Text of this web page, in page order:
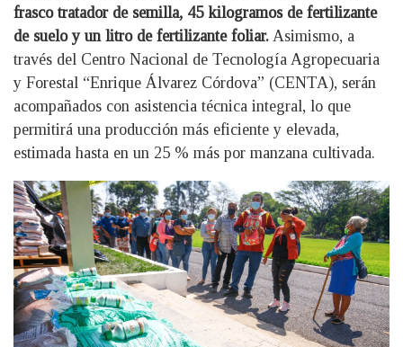
frasco tratador de semilla, 45 kilogramos de fertilizante
de suelo y un litro de fertilizante foliar. Asimismo, a
través del Centro Nacional de Tecnología Agropecuaria
y Forestal “Enrique Álvarez Córdova” (CENTA), serán
acompañados con asistencia técnica integral, lo que
permitirá una producción más eficiente y elevada,
estimada hasta en un 25 % más por manzana cultivada.